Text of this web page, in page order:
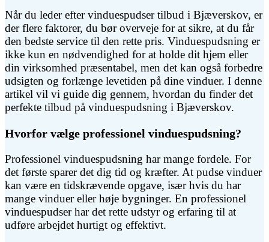
Når du leder efter vinduespudser tilbud i Bjæverskov, er
der flere faktorer, du bør overveje for at sikre, at du får
den bedste service til den rette pris. Vinduespudsning er
ikke kun en nødvendighed for at holde dit hjem eller
din virksomhed præsentabel, men det kan også forbedre
udsigten og forlænge levetiden på dine vinduer. I denne
artikel vil vi guide dig gennem, hvordan du finder det
perfekte tilbud på vinduespudsning i Bjæverskov.
Hvorfor vælge professionel vinduespudsning?
Professionel vinduespudsning har mange fordele. For
det første sparer det dig tid og kræfter. At pudse vinduer
kan være en tidskrævende opgave, især hvis du har
mange vinduer eller høje bygninger. En professionel
vinduespudser har det rette udstyr og erfaring til at
udføre arbejdet hurtigt og effektivt.